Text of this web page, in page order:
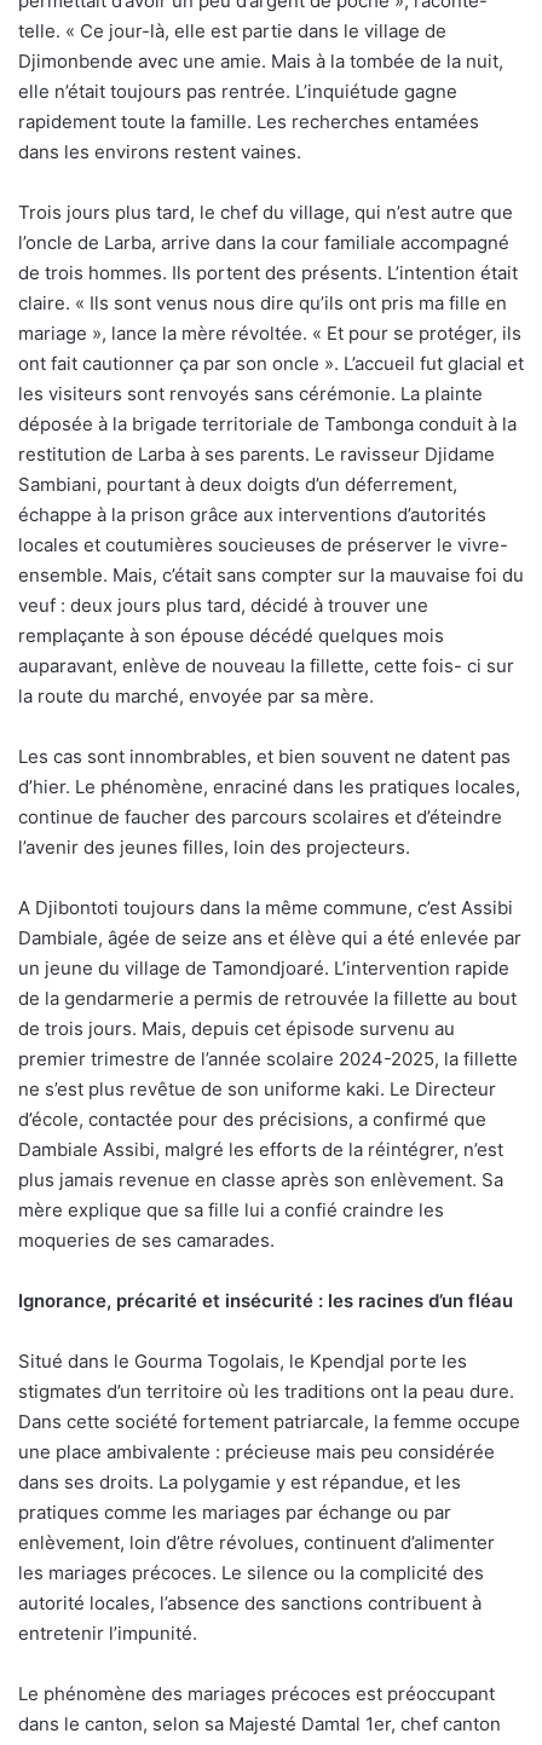
telle. « Ce jour-là, elle est partie dans le village de
Djimonbende avec une amie. Mais à la tombée de la nuit,
elle n’était toujours pas rentrée. L’inquiétude gagne
rapidement toute la famille. Les recherches entamées
dans les environs restent vaines.
Trois jours plus tard, le chef du village, qui n’est autre que
l’oncle de Larba, arrive dans la cour familiale accompagné
de trois hommes. Ils portent des présents. L’intention était
claire. « Ils sont venus nous dire qu’ils ont pris ma fille en
mariage », lance la mère révoltée. « Et pour se protéger, ils
ont fait cautionner ça par son oncle ». L’accueil fut glacial et
les visiteurs sont renvoyés sans cérémonie. La plainte
déposée à la brigade territoriale de Tambonga conduit à la
restitution de Larba à ses parents. Le ravisseur Djidame
Sambiani, pourtant à deux doigts d’un déferrement,
échappe à la prison grâce aux interventions d’autorités
locales et coutumières soucieuses de préserver le vivre-
ensemble. Mais, c’était sans compter sur la mauvaise foi du
veuf : deux jours plus tard, décidé à trouver une
remplaçante à son épouse décédé quelques mois
auparavant, enlève de nouveau la fillette, cette fois- ci sur
la route du marché, envoyée par sa mère.
Les cas sont innombrables, et bien souvent ne datent pas
d’hier. Le phénomène, enraciné dans les pratiques locales,
continue de faucher des parcours scolaires et d’éteindre
l’avenir des jeunes filles, loin des projecteurs.
A Djibontoti toujours dans la même commune, c’est Assibi
Dambiale, âgée de seize ans et élève qui a été enlevée par
un jeune du village de Tamondjoaré. L’intervention rapide
de la gendarmerie a permis de retrouvée la fillette au bout
de trois jours. Mais, depuis cet épisode survenu au
premier trimestre de l’année scolaire 2024-2025, la fillette
ne s’est plus revêtue de son uniforme kaki. Le Directeur
d’école, contactée pour des précisions, a confirmé que
Dambiale Assibi, malgré les efforts de la réintégrer, n’est
plus jamais revenue en classe après son enlèvement. Sa
mère explique que sa fille lui a confié craindre les
moqueries de ses camarades.
Ignorance, précarité et insécurité : les racines d’un fléau
Situé dans le Gourma Togolais, le Kpendjal porte les
stigmates d’un territoire où les traditions ont la peau dure.
Dans cette société fortement patriarcale, la femme occupe
une place ambivalente : précieuse mais peu considérée
dans ses droits. La polygamie y est répandue, et les
pratiques comme les mariages par échange ou par
enlèvement, loin d’être révolues, continuent d’alimenter
les mariages précoces. Le silence ou la complicité des
autorité locales, l’absence des sanctions contribuent à
entretenir l’impunité.
Le phénomène des mariages précoces est préoccupant
dans le canton, selon sa Majesté Damtal 1er, chef canton